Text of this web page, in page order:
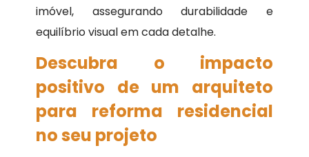
imóvel, assegurando durabilidade e
equilíbrio visual em cada detalhe.
Descubra o impacto
positivo de um arquiteto
para reforma residencial
no seu projeto